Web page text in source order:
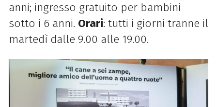
anni; ingresso gratuito per bambini
sotto i 6 anni. Orari: tutti i giorni tranne il
martedì dalle 9.00 alle 19.00.